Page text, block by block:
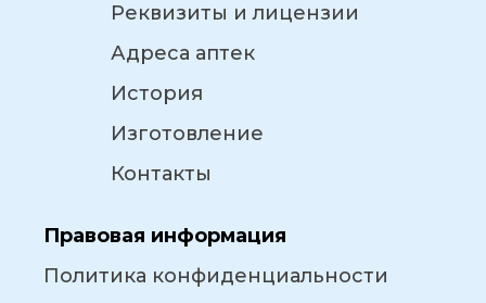
Реквизиты и лицензии
Адреса аптек
История
Изготовление
Контакты
Правовая информация
Политика конфиденциальности